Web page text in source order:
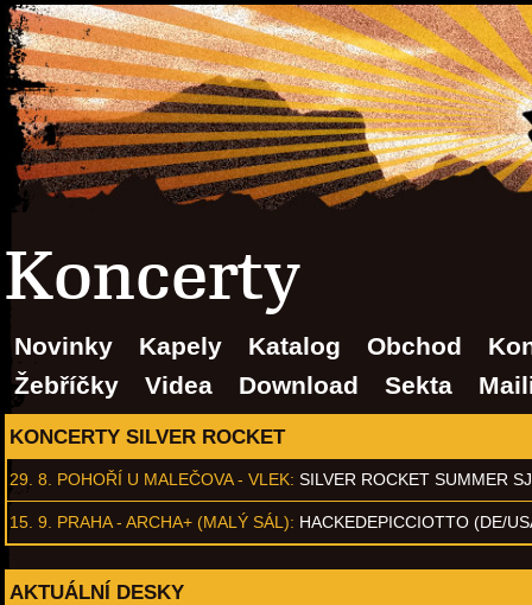
Koncerty
Novinky Kapely Katalog Obchod
Žebříčky
Videa Download Sekta
KONCERTY SILVER ROCKET
29. 8. POHOŘÍ U MALEČOVA - VLEK: SILVER ROCKET SUMMER
15. 9. PRAHA - ARCHA+ (MALÝ SÁL): HACKEDEPICCIOTTO (DE/
AKTUÁLNÍ DESKY